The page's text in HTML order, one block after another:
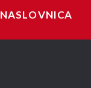
NASLOVNICA